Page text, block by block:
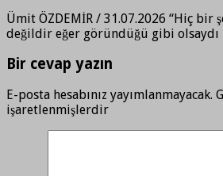
Ümit ÖZDEMİR / 31.07.2026 “Hiç bir
değildir eğer göründüğü gibi
Bir cevap yazın
E-posta hesabınız yayımlanmayacak.
işaretlenmişlerdir